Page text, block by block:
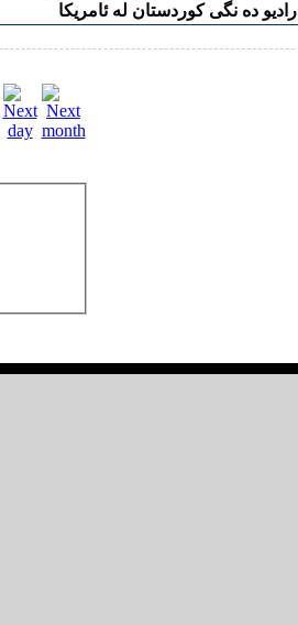
رادیو ده نگی کوردستان له ئامریکا